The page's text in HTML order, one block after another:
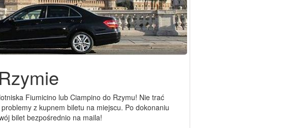
Fiumicino lub Ciampino do Rzymu! Nie trać
z kupnem biletu na miejscu. Po dokonaniu
bilet bezpośrednio na maila!